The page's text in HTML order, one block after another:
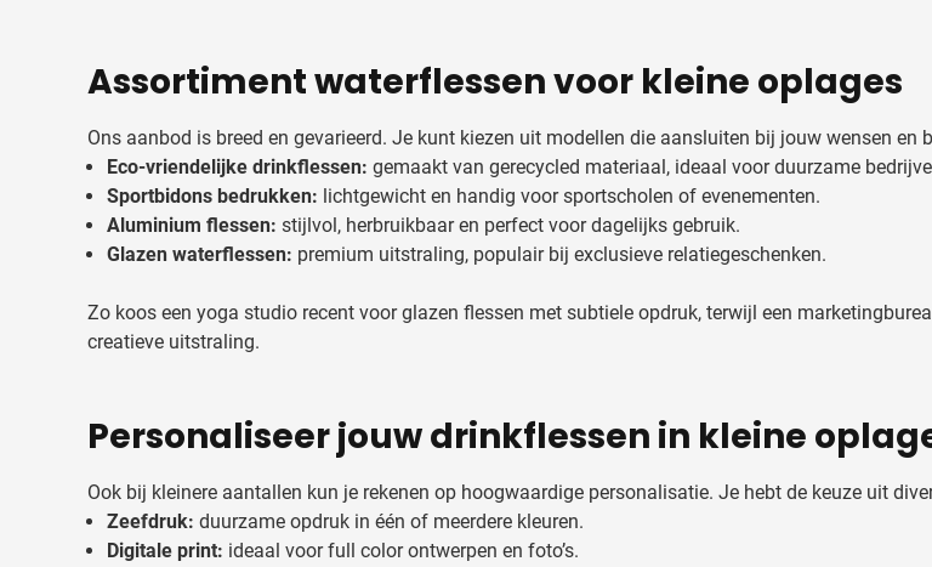
Assortiment waterflessen voor kleine oplages
Ons aanbod is breed en gevarieerd. Je kunt kiezen uit modellen die aansluiten bij jouw wensen en
Eco-vriendelijke drinkflessen: gemaakt van gerecycled materiaal, ideaal voor duurzame
Sportbidons bedrukken: lichtgewicht en handig voor sportscholen of evenementen.
Aluminium flessen: stijlvol, herbruikbaar en perfect voor dagelijks gebruik.
Glazen waterflessen: premium uitstraling, populair bij exclusieve relatiegeschenken.
Zo koos een yoga studio recent voor glazen flessen met subtiele opdruk, terwijl een
creatieve uitstraling.
Personaliseer jouw drinkflessen in kleine
Ook bij kleinere aantallen kun je rekenen op hoogwaardige personalisatie. Je hebt de keuze uit
Zeefdruk: duurzame opdruk in één of meerdere kleuren.
Digitale print: ideaal voor full color ontwerpen en foto’s.